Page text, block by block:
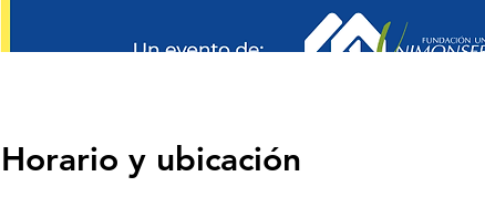
Horario y ubicación